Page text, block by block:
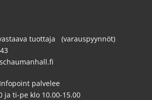
tuottaja (varauspyynnöt)
palvelee
ja ti-pe klo 10.00-15.00